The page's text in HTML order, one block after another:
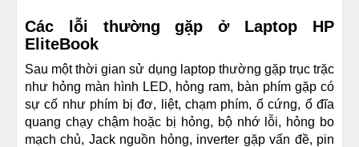
Các lỗi thường gặp ở Laptop HP
EliteBook
Sau một thời gian sử dụng laptop thường gặp trục trặc
như hỏng màn hình LED, hỏng ram, bàn phím gặp có
sự cố như phím bị đơ, liệt, chạm phím, ổ cứng, ổ đĩa
quang chạy chậm hoặc bị hỏng, bộ nhớ lỗi, hỏng bo
mạch chủ, Jack nguồn hỏng, inverter gặp vấn đề, pin